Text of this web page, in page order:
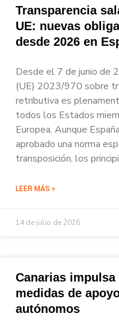
Transparencia
UE: nuevas
desde 2026 en
Desde el 7 de junio de
(UE) 2023/970 sobre
retributiva es
todos los Estados
Europea. Aunque
aprobado una norma
transposición, los
LEER MÁS »
14 de julio de 2026
Canarias impulsa
medidas de
autónomos